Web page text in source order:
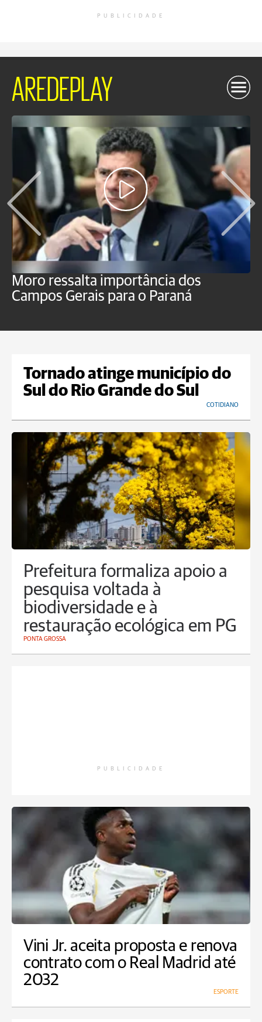
PUBLICIDADE
AREDEPLAY
Moro ressalta importância dos
Campos Gerais para o Paraná
Tornado atinge município do
Sul do Rio Grande do Sul
COTIDIANO
Prefeitura formaliza apoio a
pesquisa voltada à
biodiversidade e à
restauração ecológica em PG
PONTA GROSSA
PUBLICIDADE
Vini Jr. aceita proposta e renova
contrato com o Real Madrid até
2032
ESPORTE